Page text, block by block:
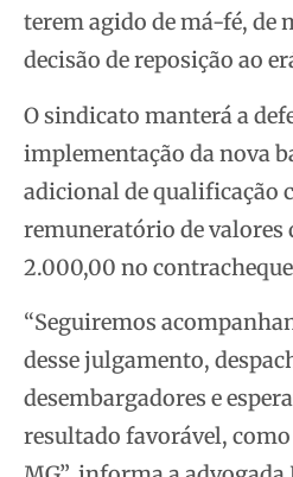
terem agido de má-fé, de
decisão de reposição ao
O sindicato manterá a
implementação da nova
adicional de qualificação
remuneratório de valores
2.000,00 no
“Seguiremos
desse julgamento,
desembargadores e
resultado favorável,